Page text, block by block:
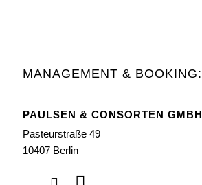
MANAGEMENT & BOOKING:
PAULSEN & CONSORTEN GMBH
Pasteurstraße 49
10407 Berlin